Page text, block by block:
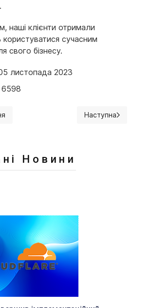
наші клієнти отримали
користуватися сучасним
свого бізнесу.
листопада 2023
6598
Платіжний форум Visa CEMEA 2025
Наступна стаття:
Наступна
Новини